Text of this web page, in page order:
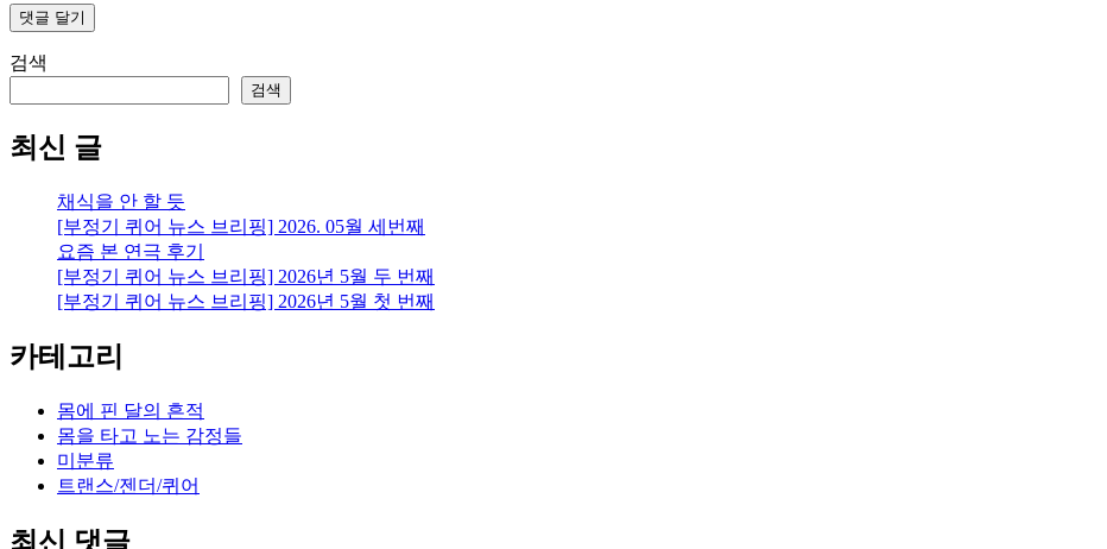
검색
검색
최신 글
채식을 안 할 듯
[부정기 퀴어 뉴스 브리핑] 2026. 05월 세번째
요즘 본 연극 후기
[부정기 퀴어 뉴스 브리핑] 2026년 5월 두 번째
[부정기 퀴어 뉴스 브리핑] 2026년 5월 첫 번째
카테고리
몸에 핀 달의 흔적
몸을 타고 노는 감정들
미분류
트랜스/젠더/퀴어
최신 댓글